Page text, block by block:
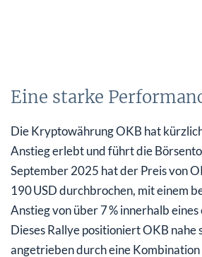
Eine starke
Die Kryptowährung OKB hat
Anstieg erlebt und führt die
September 2025 hat der Preis von
190 USD durchbrochen, mit einem
Anstieg von über 7 % innerhalb eines
Dieses Rallye positioniert OKB nahe
angetrieben durch eine